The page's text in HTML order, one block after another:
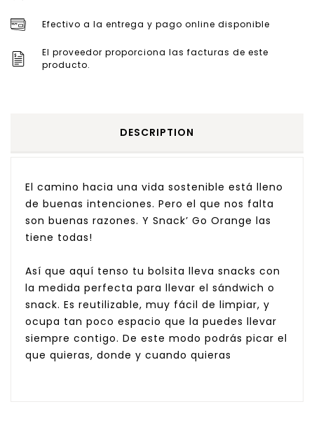
Efectivo a la entrega y pago online disponible
El proveedor proporciona las facturas de este
producto.
DESCRIPTION
El camino hacia una vida sostenible está lleno
de buenas intenciones. Pero el que nos falta
son buenas razones. Y Snack’ Go Orange las
tiene todas!
Así que aquí tenso tu bolsita lleva snacks con
la medida perfecta para llevar el sándwich o
snack. Es reutilizable, muy fácil de limpiar, y
ocupa tan poco espacio que la puedes llevar
siempre contigo. De este modo podrás picar el
que quieras, donde y cuando quieras